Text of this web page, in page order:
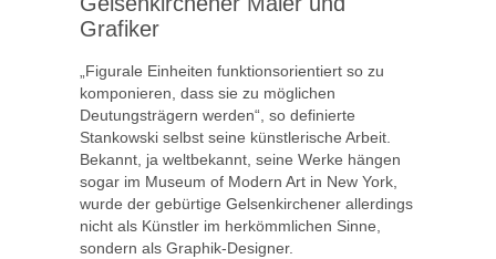
Grafiker
„Figurale Einheiten funktionsorientiert so zu
komponieren, dass sie zu möglichen
Deutungsträgern werden“, so definierte
Stankowski selbst seine künstlerische Arbeit.
Bekannt, ja weltbekannt, seine Werke hängen
sogar im Museum of Modern Art in New York,
wurde der gebürtige Gelsenkirchener allerdings
nicht als Künstler im herkömmlichen Sinne,
sondern als Graphik-Designer.